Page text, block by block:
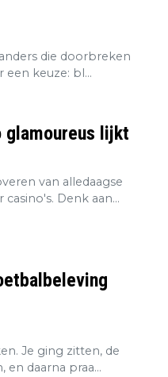
die doorbreken
een keuze: bl...
glamoureus lijkt
van alledaagse
Denk aan...
Je ging zitten, de
daarna praa...